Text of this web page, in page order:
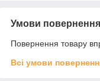
Умови повернення
Повернення товару
Всі умови